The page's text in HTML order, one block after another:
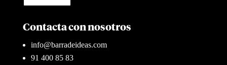
Contacta con nosotros
info@barradeideas.com
91 400 85 83